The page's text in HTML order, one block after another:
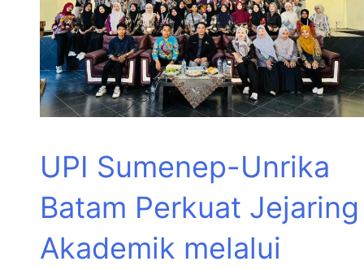
UPI Sumenep-Unrika
Batam Perkuat Jejaring
Akademik melalui